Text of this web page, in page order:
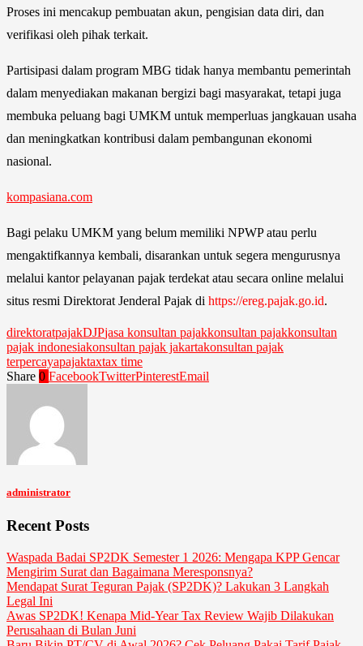
Proses ini mencakup pembuatan akun, pengisian data diri, dan
verifikasi oleh pihak terkait.
Partisipasi dalam program MBG tidak hanya membantu pemerintah
dalam menyediakan makanan bergizi bagi masyarakat, tetapi juga
membuka peluang bagi UMKM untuk memperluas jangkauan usaha
dan meningkatkan kontribusi dalam pembangunan ekonomi
nasional.
kompasiana.com
Bagi pelaku UMKM yang belum memiliki NPWP atau perlu
mengaktifkannya kembali, disarankan untuk segera mengurusnya
melalui kantor pelayanan pajak terdekat atau secara online melalui
situs resmi Direktorat Jenderal Pajak di https://ereg.pajak.go.id.
direktoratpajakDJPjasa konsultan pajakkonsultan pajakkonsultan
pajak indonesiakonsultan pajak jakartakonsultan pajak
terpercayapajaktaxtax time
Share 0 FacebookTwitterPinterestEmail
administrator
Recent Posts
Waspada Badai SP2DK Semester 1 2026: Mengapa KPP Gencar
Mengirim Surat dan Bagaimana Meresponsnya?
Mendapat Surat Teguran Pajak (SP2DK)? Lakukan 3 Langkah
Legal Ini
Awas SP2DK! Kenapa Mid-Year Tax Review Wajib Dilakukan
Perusahaan di Bulan Juni